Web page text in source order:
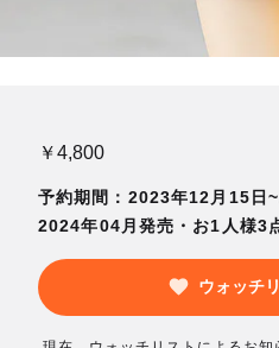
￥4,800
予約期間：2023年12月15日
2024年04月発売・お1人様3
ウォッチ